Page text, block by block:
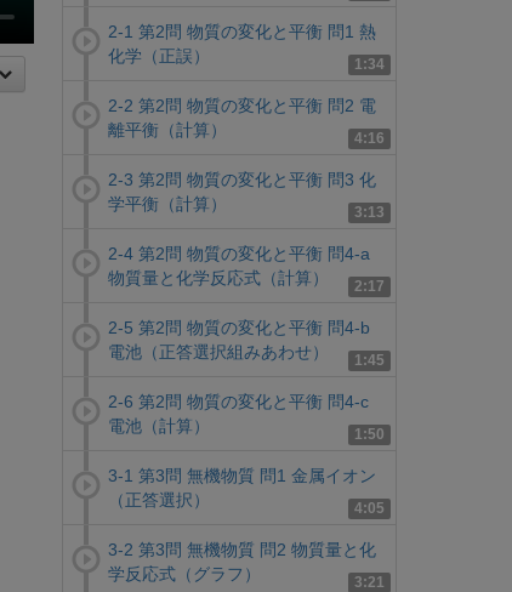
1:34
2-1 第2問 物質の変化と平衡 問1 熱
化学（正誤）
4:16
2-2 第2問 物質の変化と平衡 問2 電
離平衡（計算）
3:13
2-3 第2問 物質の変化と平衡 問3 化
学平衡（計算）
2:17
2-4 第2問 物質の変化と平衡 問4-a
物質量と化学反応式（計算）
1:45
2-5 第2問 物質の変化と平衡 問4-b
電池（正答選択組みあわせ）
1:50
2-6 第2問 物質の変化と平衡 問4-c
電池（計算）
4:05
3-1 第3問 無機物質 問1 金属イオン
（正答選択）
3:21
3-2 第3問 無機物質 問2 物質量と化
学反応式（グラフ）